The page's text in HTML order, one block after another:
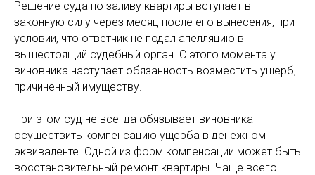
Решение суда по заливу квартиры вступает в
законную силу через месяц после его вынесения, при
условии, что ответчик не подал апелляцию в
вышестоящий судебный орган. С этого момента у
виновника наступает обязанность возместить ущерб,
причиненный имуществу.
При этом суд не всегда обязывает виновника
осуществить компенсацию ущерба в денежном
эквиваленте. Одной из форм компенсации может быть
восстановительный ремонт квартиры. Чаще всего